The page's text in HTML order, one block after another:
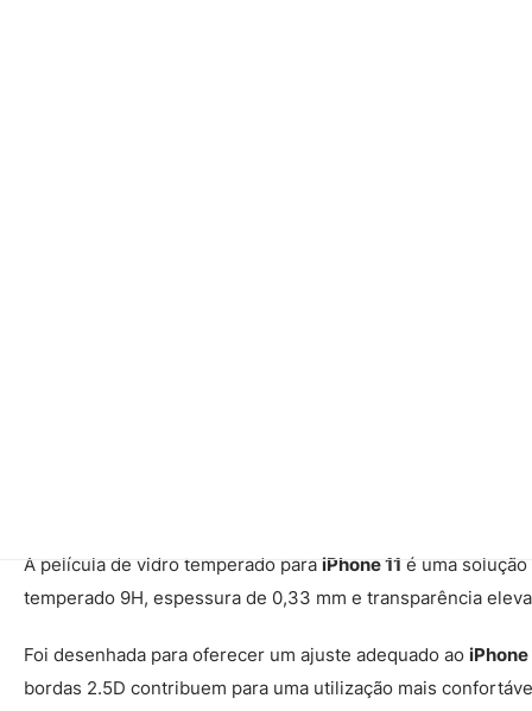
A película de vidro temperado para iPhone 11 é uma
temperado 9H, espessura de 0,33 mm e transparência
Foi desenhada para oferecer um ajuste adequado ao iPhone
bordas 2.5D contribuem para uma utilização mais